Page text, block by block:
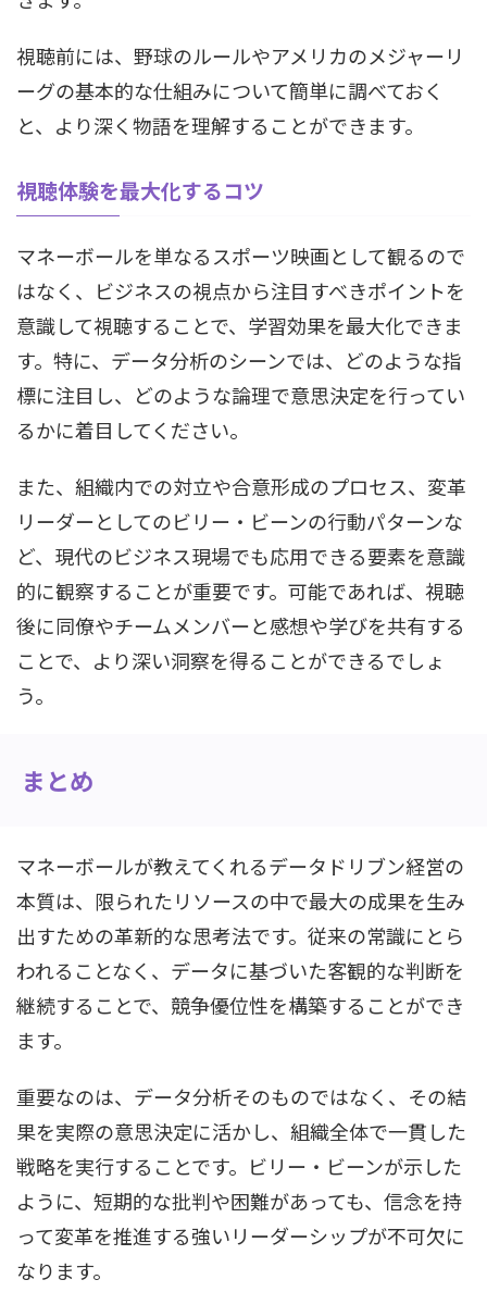
視聴前には、野球のルールやアメリカのメジャーリ
ーグの基本的な仕組みについて簡単に調べておく
と、より深く物語を理解することができます。
視聴体験を最大化するコツ
マネーボールを単なるスポーツ映画として観るので
はなく、ビジネスの視点から注目すべきポイントを
意識して視聴することで、学習効果を最大化できま
す。特に、データ分析のシーンでは、どのような指
標に注目し、どのような論理で意思決定を行ってい
るかに着目してください。
また、組織内での対立や合意形成のプロセス、変革
リーダーとしてのビリー・ビーンの行動パターンな
ど、現代のビジネス現場でも応用できる要素を意識
的に観察することが重要です。可能であれば、視聴
後に同僚やチームメンバーと感想や学びを共有する
ことで、より深い洞察を得ることができるでしょ
う。
まとめ
マネーボールが教えてくれるデータドリブン経営の
本質は、限られたリソースの中で最大の成果を生み
出すための革新的な思考法です。従来の常識にとら
われることなく、データに基づいた客観的な判断を
継続することで、競争優位性を構築することができ
ます。
重要なのは、データ分析そのものではなく、その結
果を実際の意思決定に活かし、組織全体で一貫した
戦略を実行することです。ビリー・ビーンが示した
ように、短期的な批判や困難があっても、信念を持
って変革を推進する強いリーダーシップが不可欠に
なります。